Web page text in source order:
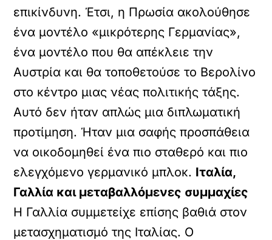
επικίνδυνη. Έτσι, η Πρωσία ακολούθησε
ένα μοντέλο «μικρότερης Γερμανίας»,
ένα μοντέλο που θα απέκλειε την
Αυστρία και θα τοποθετούσε το Βερολίνο
στο κέντρο μιας νέας πολιτικής τάξης.
Αυτό δεν ήταν απλώς μια διπλωματική
προτίμηση. Ήταν μια σαφής προσπάθεια
να οικοδομηθεί ένα πιο σταθερό και πιο
ελεγχόμενο γερμανικό μπλοκ. Ιταλία,
Γαλλία και μεταβαλλόμενες συμμαχίες
Η Γαλλία συμμετείχε επίσης βαθιά στον
μετασχηματισμό της Ιταλίας. Ο